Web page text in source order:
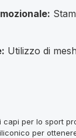
Utilizzo di
capi per lo sport
per